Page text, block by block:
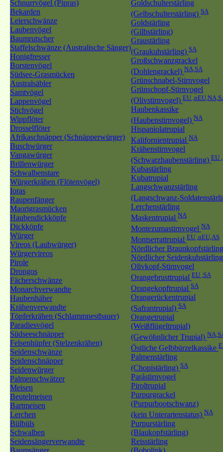
Schnurrvögel (Pipras)
Bekarden
Leierschwänze
Laubenvögel
Baumrutscher
Staffelschwänze (Australische Sänger)
Honigfresser
Borstenvögel
Südsee-Grasmücken
Australsäbler
Samtvögel
Lappenvögel
Stichvögel
Wippflöter
Drosselflöter
Afrikaschnäpper (Schnäpperwürger)
Buschwürger
Vangawürger
Brillenwürger
Schwalbenstare
Würgerkrähen (Flötenvögel)
Ioras
Raupenfänger
Maorigrasmücken
Haubendickköpfe
Dickköpfe
Würger
Vireos (Laubwürger)
Würgervireos
Pirole
Drongos
Fächerschwänze
Monarchverwandte
Haubenhäher
Krähenverwandte
Töpferkrähen (Schlammnestbauer)
Paradiesvögel
Südseeschnäpper
Felsenhüpfer (Stelzenkrähen)
Seidenschwänze
Seidenschnäpper
Seidenwürger
Palmenschwätzer
Meisen
Beutelmeisen
Bartmeisen
Lerchen
Bülbüls
Schwalben
Seidensängerverwandte
Baumsänger
Goldschulterstärling
(Gelbschulterstärling) SA
Goldstärling
(Gilbstärling)
Graustärling
(Graukuhstärling) SA
Großschwanzgrackel
(Dohlengrackel) NA,SA
Grünschnabel-Stirnvogel
Grünschopf-Stirnvogel
(Olivstirnvogel) EU
Haubenkassike
(Haubenstirnvogel) NA
Hispaniolatrupial
Kalifornientrupial NA
Krähenstirnvogel
(Schwarzhaubenstärling) EU
Kubastärling
Kubatrupial
Langschwanzstärling
(Langschwanz-
Lerchenstärling
Maskentrupial NA
Montezumastirnvogel NA
Montserrattrupial EU ,nEU,AS
Nördlicher Braunkopfstärling
Nördlicher Seidenkuhstärling
Olivkopf-Stirnvogel
Orangebrusttrupial EU ,SA
Orangekopftrupial SA
Orangerückentrupial
(Safrantrupial) SA
Orangetrupial
(Weißflügeltrupial)
(Gewöhnlicher Trupial)
Östliche Gelbbürzelkassike
Palmenstärling
(Chopistärling) SA
Parástirnvogel
Piroltrupial
Purpurgrackel
(Purpurbootschwanz)
(kein Unterartenstatus) NA
Purpurstärling
(Blaukopfstärling)
Reisstärling
(Bobolink)